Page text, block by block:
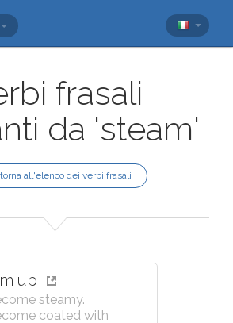
frasali
da 'steam'
all'elenco dei verbi frasali
up
steamy.
coated with